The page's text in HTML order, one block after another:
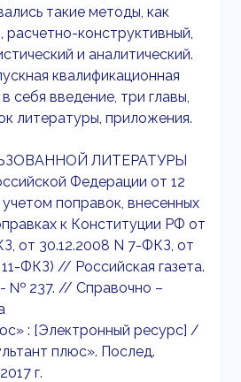
такие методы, как
расчетно-конструктивный,
и аналитический.
квалификационная
себя введение, три главы,
литературы, приложения.
ЛИТЕРАТУРЫ
Федерации от 12
учетом поправок, внесенных
к Конституции РФ от
от 30.12.2008 N 7-ФКЗ, от
ФКЗ) // Российская газета.
- № 237. // Справочно –
: [Электронный ресурс] /
плюс». Послед.
г.